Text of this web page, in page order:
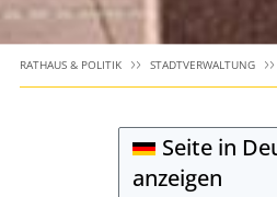
RATHAUS & POLITIK STADTVERWALTUNG
Seite in
anzeigen